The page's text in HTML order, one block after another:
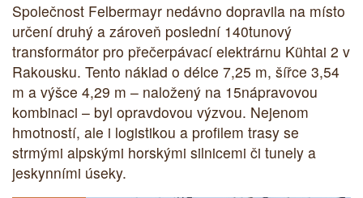
Společnost Felbermayr nedávno dopravila na místo
určení druhý a zároveň poslední 140tunový
transformátor pro přečerpávací elektrárnu Kühtai 2 v
Rakousku. Tento náklad o délce 7,25 m, šířce 3,54
m a výšce 4,29 m – naložený na 15nápravovou
kombinaci – byl opravdovou výzvou. Nejenom
hmotností, ale i logistikou a profilem trasy se
strmými alpskými horskými silnicemi či tunely a
jeskynními úseky.